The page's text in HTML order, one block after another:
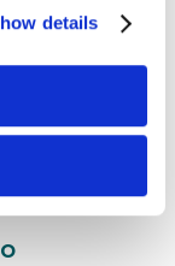
details